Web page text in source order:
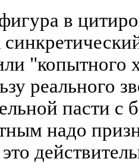
в
реального
пасти
надо